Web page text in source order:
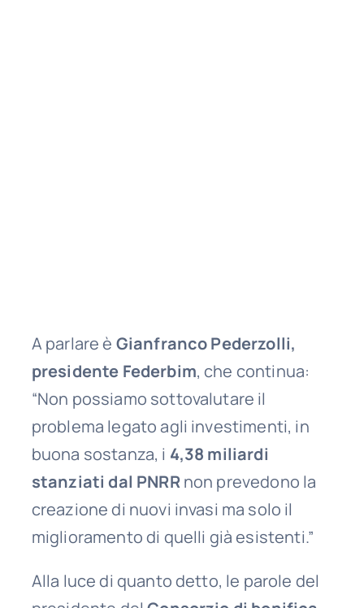
A parlare è Gianfranco Pederzolli,
presidente Federbim, che continua:
“Non possiamo sottovalutare il
problema legato agli investimenti, in
buona sostanza, i 4,38 miliardi
stanziati dal PNRRnon prevedono la
creazione di nuovi invasi ma solo il
miglioramento di quelli già esistenti.”
Alla luce di quanto detto, le parole del